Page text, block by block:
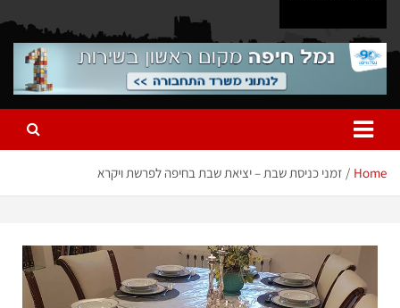
970 חדשות חיפה
970 חדשות חיפה
Home זמני כניסת שבת – יציאת שבת בחיפה לפרשת ויקרא